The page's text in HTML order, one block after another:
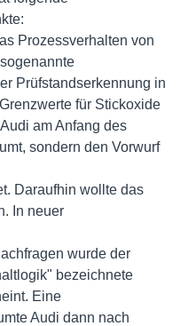
Prozessverhalten von
Prüfstandserkennung in
für Stickoxide
am Anfang des
sondern den Vorwurf
Daraufhin wollte das
In neuer
wurde der
bezeichnete
Eine
Audi dann nach